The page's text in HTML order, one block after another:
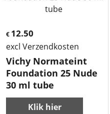
€ 12.50
excl Verzendkosten
Vichy Normateint
Foundation 25 Nude
30 ml tube
Klik hier